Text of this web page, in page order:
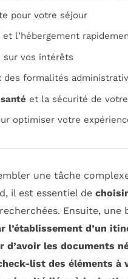
pour votre séjour
et l’hébergement
sur vos intérêts
des formalités
et la sécurité de
optimiser votre
une tâche
il est essentiel de
Ensuite,
l’établissement d’un
d’avoir les documents
list des éléments à